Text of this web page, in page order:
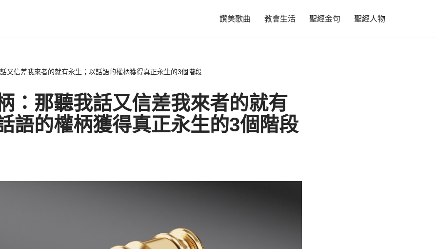
讚美歌曲 教會生活 聖經金句 聖經人物
又信差我來者的就有永生；以話語的權柄獲得真正永生的3個階段
：那聽我話又信差我來者的就有
語的權柄獲得真正永生的3個階段